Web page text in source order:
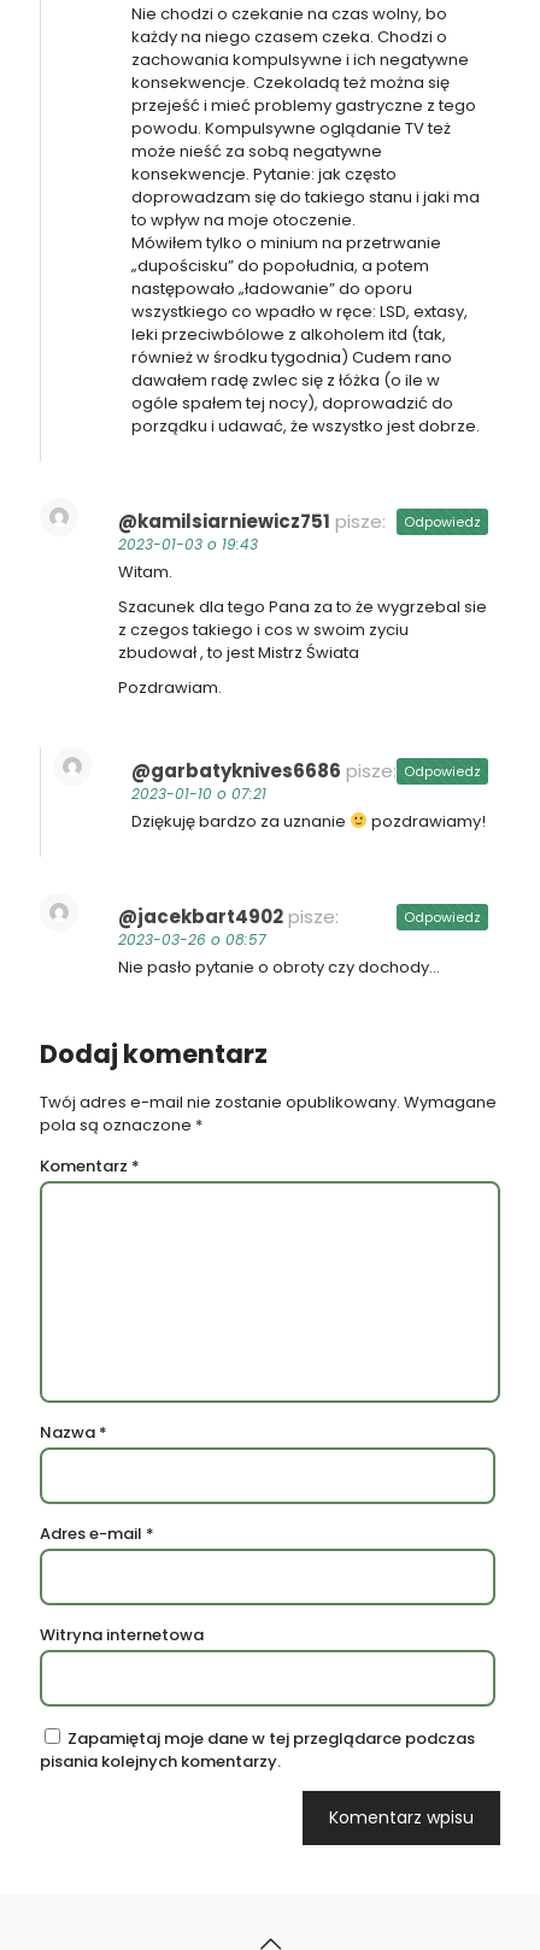
Nie chodzi o czekanie na czas wolny, bo
każdy na niego czasem czeka. Chodzi o
zachowania kompulsywne i ich negatywne
konsekwencje. Czekoladą też można się
przejeść i mieć problemy gastryczne z tego
powodu. Kompulsywne oglądanie TV też
może nieść za sobą negatywne
konsekwencje. Pytanie: jak często
doprowadzam się do takiego stanu i jaki ma
to wpływ na moje otoczenie.
Mówiłem tylko o minium na przetrwanie
„dupościsku” do popołudnia, a potem
następowało „ładowanie” do oporu
wszystkiego co wpadło w ręce: LSD, extasy,
leki przeciwbólowe z alkoholem itd (tak,
również w środku tygodnia) Cudem rano
dawałem radę zwlec się z łóżka (o ile w
ogóle spałem tej nocy), doprowadzić do
porządku i udawać, że wszystko jest dobrze.
@kamilsiarniewicz751 pisze:
2023-01-03 o 19:43
Witam.
Szacunek dla tego Pana za to że wygrzebal sie
z czegos takiego i cos w swoim zyciu
zbudował , to jest Mistrz Świata
Pozdrawiam.
Odpowiedz
@garbatyknives6686 pisze:
2023-01-10 o 07:21
Dziękuję bardzo za uznanie pozdrawiamy!
Odpowiedz
@jacekbart4902pisze:
2023-03-26 o 08:57
Nie pasło pytanie o obroty czy dochody…
Odpowiedz
Dodaj komentarz
Twój adres e-mail nie zostanie opublikowany. Wymagane
pola są oznaczone *
Komentarz *
Nazwa *
Adres e-mail *
Witryna internetowa
Zapamiętaj moje dane w tej przeglądarce podczas
pisania kolejnych komentarzy.